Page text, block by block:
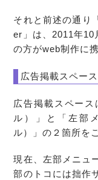
それと前述の通り
er」は、2011年10
の方がweb制作に
広告掲載スペー
広告掲載スペー
ル）」と「左部
ル）」の２箇所を
現在、左部メニュ
部のトコには拙作